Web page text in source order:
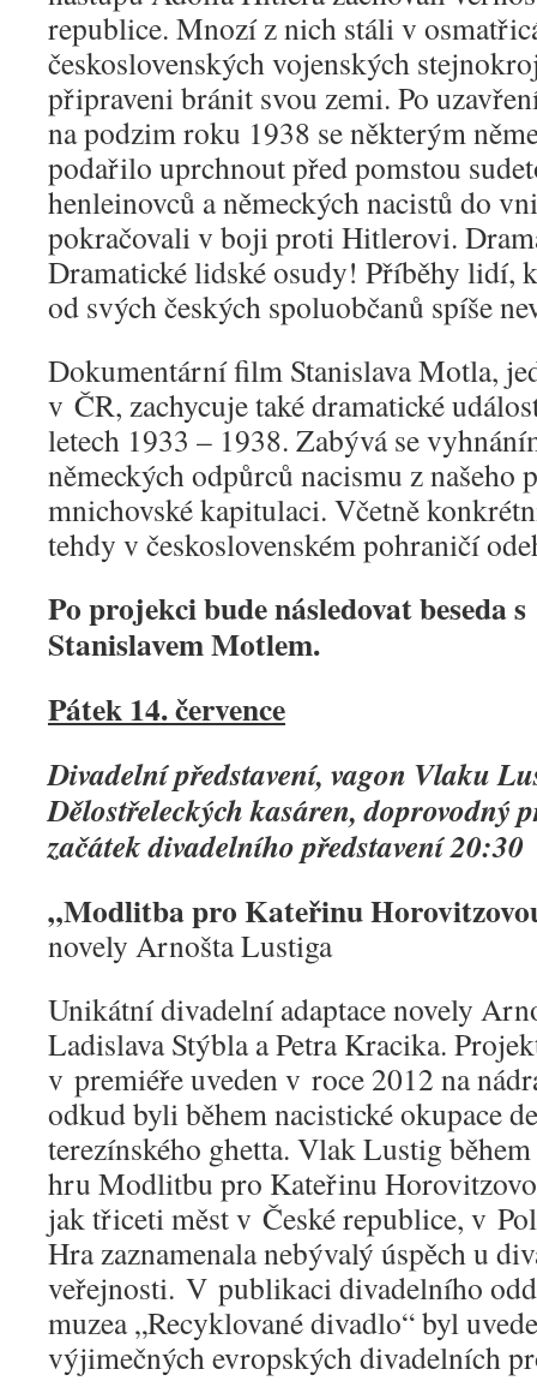
republice. Mnozí z nich stáli v
československých vojenských
připraveni bránit svou zemi. Po
na podzim roku 1938 se některým
podařilo uprchnout před pomstou
henleinovců a německých nacistů do
pokračovali v boji proti Hitlerovi.
Dramatické lidské osudy! Příběhy lidí,
od svých českých spoluobčanů spíše
Dokumentární film Stanislava Motla,
v ČR, zachycuje také dramatické
letech 1933 – 1938. Zabývá se
německých odpůrců nacismu z našeho
mnichovské kapitulaci. Včetně
tehdy v československém pohraničí
Po projekci bude následovat beseda
Stanislavem Motlem.
Pátek 14. července
Divadelní představení, vagon Vlaku
Dělostřeleckých kasáren, doprovodný
začátek divadelního představení 20:30
„Modlitba pro Kateřinu
novely Arnošta Lustiga
Unikátní divadelní adaptace novely
Ladislava Stýbla a Petra Kracika.
v premiéře uveden v roce 2012 na
odkud byli během nacistické okupace
terezínského ghetta. Vlak Lustig
hru Modlitbu pro Kateřinu
jak třiceti měst v České republice, v
Hra zaznamenala nebývalý úspěch u
veřejnosti. V publikaci divadelního
muzea „Recyklované divadlo“ byl
výjimečných evropských divadelních